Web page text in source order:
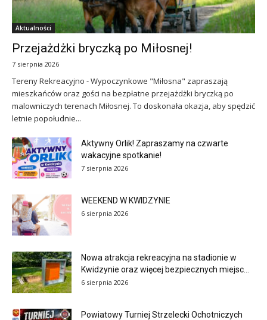
Aktualności
Przejażdżki bryczką po Miłosnej!
7 sierpnia 2026
Tereny Rekreacyjno - Wypoczynkowe "Miłosna" zapraszają
mieszkańców oraz gości na bezpłatne przejażdżki bryczką po
malowniczych terenach Miłosnej. To doskonała okazja, aby spędzić
letnie popołudnie...
Aktywny Orlik! Zapraszamy na czwarte
wakacyjne spotkanie!
7 sierpnia 2026
WEEKEND W KWIDZYNIE
6 sierpnia 2026
Nowa atrakcja rekreacyjna na stadionie w
Kwidzynie oraz więcej bezpiecznych miejsc...
6 sierpnia 2026
Powiatowy Turniej Strzelecki Ochotniczych